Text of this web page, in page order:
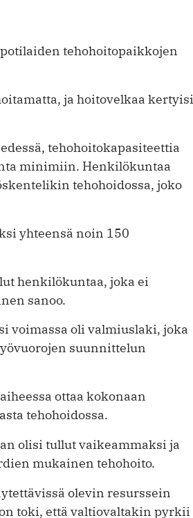
tehohoitopaikkojen
ja hoitovelkaa kertyisi
tehohoitokapasiteettia
minimiin. Henkilökuntaa
tehohoidossa, joko
yhteensä noin 150
henkilökuntaa, joka ei
sanoo.
voimassa oli valmiuslaki, joka
suunnittelun
ottaa kokonaan
tehohoidossa.
olisi tullut vaikeammaksi ja
mukainen tehohoito.
olevin resurssein
toki, että valtiovaltakin pyrkii